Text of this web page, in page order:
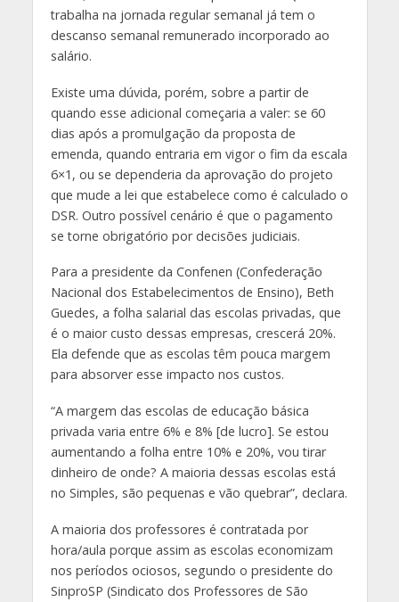
trabalha na jornada regular semanal já tem o
descanso semanal remunerado incorporado ao
salário.
Existe uma dúvida, porém, sobre a partir de
quando esse adicional começaria a valer: se 60
dias após a promulgação da proposta de
emenda, quando entraria em vigor o fim da escala
6×1, ou se dependeria da aprovação do projeto
que mude a lei que estabelece como é calculado o
DSR. Outro possível cenário é que o pagamento
se torne obrigatório por decisões judiciais.
Para a presidente da Confenen (Confederação
Nacional dos Estabelecimentos de Ensino), Beth
Guedes, a folha salarial das escolas privadas, que
é o maior custo dessas empresas, crescerá 20%.
Ela defende que as escolas têm pouca margem
para absorver esse impacto nos custos.
“A margem das escolas de educação básica
privada varia entre 6% e 8% [de lucro]. Se estou
aumentando a folha entre 10% e 20%, vou tirar
dinheiro de onde? A maioria dessas escolas está
no Simples, são pequenas e vão quebrar”, declara.
A maioria dos professores é contratada por
hora/aula porque assim as escolas economizam
nos períodos ociosos, segundo o presidente do
SinproSP (Sindicato dos Professores de São